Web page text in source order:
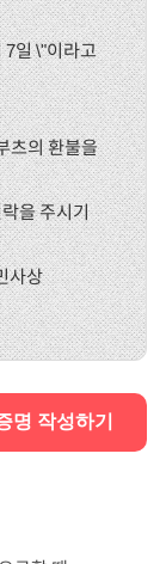
7일 \"이라고
츠의 환불을
을 주시기
사상
명 작성하기